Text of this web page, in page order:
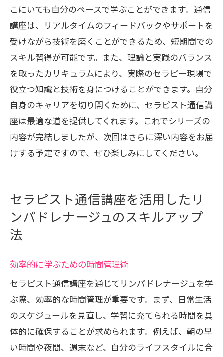
こにいても自分のペースで学ぶことができます。通信
講座は、リアルタイムのフィードバックやサポートを
受けながら技術を磨くことができるため、短期間での
スキル習得が可能です。また、理論と実践のバランス
を取ったカリキュラムにより、実際のセラピー現場で
役立つ知識と技術を身につけることができます。自分
自身のキャリアを切り開くために、セラピスト通信講
座は最適な道を提供してくれます。これでシリーズの
内容が完結しましたが、次回はさらに深い内容をお届
けする予定ですので、ぜひ楽しみにしてください。
セラピスト通信講座を活用したリ
ンパドレナージュのスキルアップ
法
効率的に学ぶための時間管理術
セラピスト通信講座を通じてリンパドレナージュを学
ぶ際、効率的な時間管理が重要です。まず、日常生活
のスケジュールを見直し、学習に充てられる時間を具
体的に確保することが求められます。例えば、朝の早
い時間や夜間、週末など、自分のライフスタイルに合